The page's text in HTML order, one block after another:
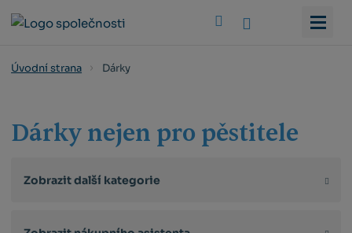
Úvodní strana Dárky
Dárky nejen pro pěstitele
Zobrazit další kategorie